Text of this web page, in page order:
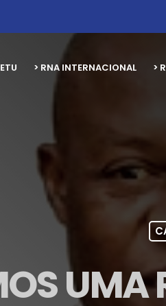
> RNA INTERNACIONAL >